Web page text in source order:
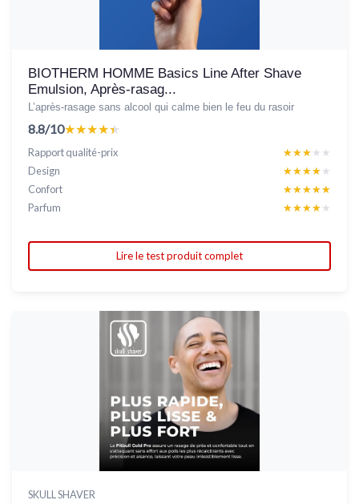
BIOTHERM HOMME Basics Line After Shave
Emulsion, Après-rasag...
L’après-rasage sans alcool qui calme bien le feu du rasoir
8.8/10★★★★★
★★★★★
Rapport qualité-prix ★★★★★
★★★★★
Design
★★★★★
★★★★★
Confort
★★★★★
★★★★★
Parfum
★★★★★
★★★★★
Lire le test produit complet
SKULL SHAVER